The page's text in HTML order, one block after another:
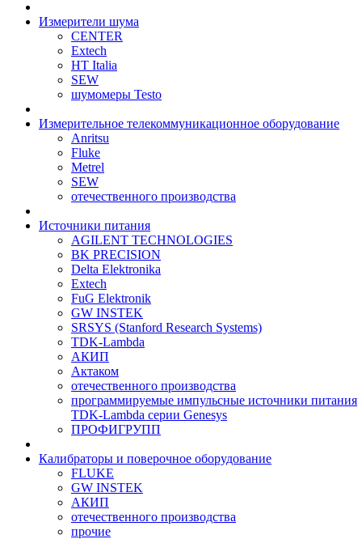
Измерители шума
CENTER
Extech
HT Italia
SEW
шумомеры Testo
Измерительное телекоммуникационное оборудование
Anritsu
Fluke
Metrel
SEW
отечественного производства
Источники питания
AGILENT TECHNOLOGIES
BK PRECISION
Delta Elektronika
Extech
FuG Elektronik
GW INSTEK
SRSYS (Stanford Research Systems)
TDK-Lambda
АКИП
Актаком
отечественного производства
программируемые импульсные источники питания
TDK-Lambda серии Genesys
ПРОФИГРУПП
Калибраторы и поверочное оборудование
FLUKE
GW INSTEK
АКИП
отечественного производства
прочие